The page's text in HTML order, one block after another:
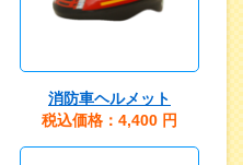
消防車ヘルメット
税込価格：4,400 円